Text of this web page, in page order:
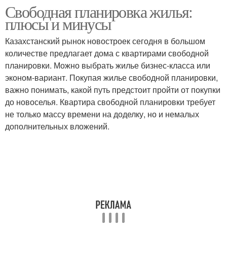
Свободная планировка жилья:
плюсы и минусы
Казахстанский рынок новостроек сегодня в большом
количестве предлагает дома с квартирами свободной
планировки. Можно выбрать жилье бизнес-класса или
эконом-вариант. Покупая жилье свободной планировки,
важно понимать, какой путь предстоит пройти от покупки
до новоселья. Квартира свободной планировки требует
не только массу времени на доделку, но и немалых
дополнительных вложений.